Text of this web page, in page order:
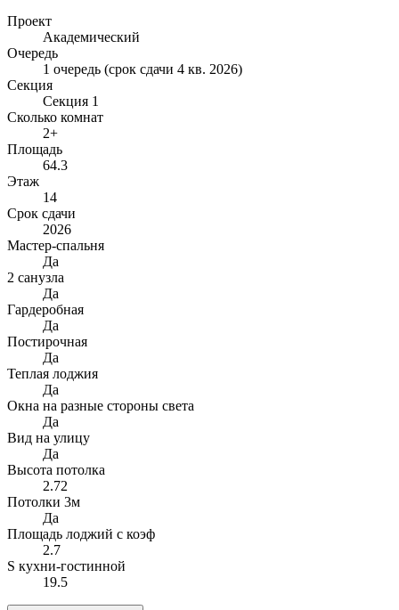
Проект
Академический
Очередь
1 очередь (срок сдачи 4 кв. 2026)
Секция
Секция 1
Сколько комнат
2+
Площадь
64.3
Этаж
14
Срок сдачи
2026
Мастер-спальня
Да
2 санузла
Да
Гардеробная
Да
Постирочная
Да
Теплая лоджия
Да
Окна на разные стороны света
Да
Вид на улицу
Да
Высота потолка
2.72
Потолки 3м
Да
Площадь лоджий с коэф
2.7
S кухни-гостинной
19.5